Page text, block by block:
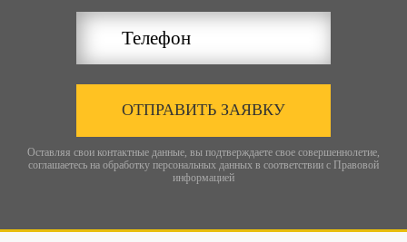
ОТПРАВИТЬ ЗАЯВКУ
Оставляя свои контактные данные, вы подтверждаете свое совершеннолетие,
соглашаетесь на обработку персональных данных в соответствии с Правовой
информацией